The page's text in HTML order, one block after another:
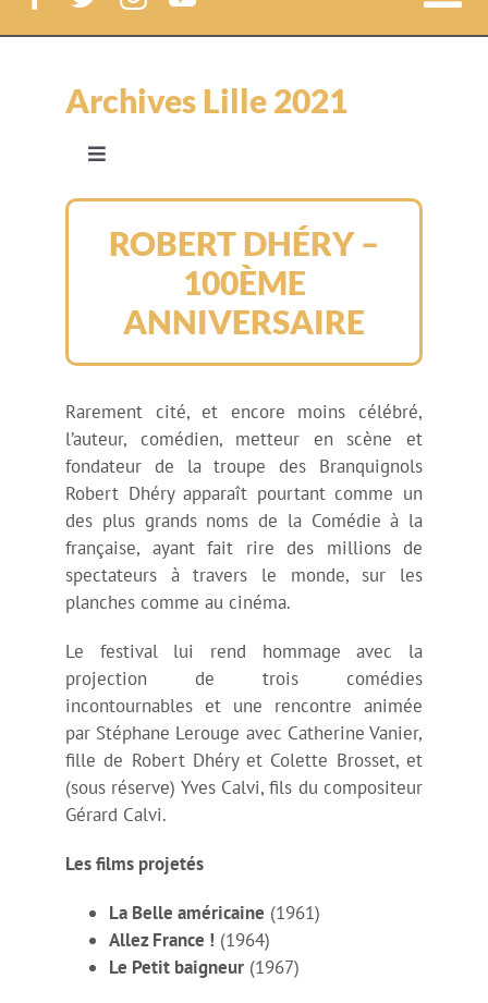
Le Festival
Le Lab
Court-métrages
Label CineComedies
Archives Lille 2021
Navigation
Les invités
Le programme jour par jour
Benoît Delépine et Gustave Kervern invités
d’honneur
Exposition Belmondo
Les avant-premières
La Comédie Québécoise à l’honneur
Robert Dhéry 100ème anniversaire
Rencontre avec Joël Séria et Jeanne Goupil
Les Pépites de CineComedies
CineComedies Expérience
Vidéos 2021
ROBERT DHÉRY –
100ÈME
ANNIVERSAIRE
Rarement cité, et encore moins célébré,
l’auteur, comédien, metteur en scène et
fondateur de la troupe des Branquignols
Robert Dhéry apparaît pourtant comme un
des plus grands noms de la Comédie à la
française, ayant fait rire des millions de
spectateurs à travers le monde, sur les
planches comme au cinéma.
Le festival lui rend hommage avec la
projection de trois comédies
incontournables et une rencontre animée
par Stéphane Lerouge avec Catherine Vanier,
fille de Robert Dhéry et Colette Brosset, et
(sous réserve) Yves Calvi, fils du compositeur
Gérard Calvi.
Les films projetés
La Belle américaine (1961)
Allez France ! (1964)
Le Petit baigneur (1967)